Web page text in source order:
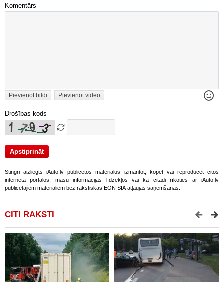
Komentārs
Pievienot bildi Pievienot video
Drošības kods
Stingri aizliegts iAuto.lv publicētos materiālus izmantot, kopēt vai reproducēt citos
interneta portālos, masu informācijas līdzekļos vai kā citādi rīkoties ar iAuto.lv
publicētajiem materiāliem bez rakstiskas EON SIA atļaujas saņemšanas.
CITI RAKSTI